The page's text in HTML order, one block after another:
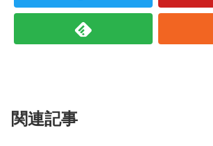
関連記事